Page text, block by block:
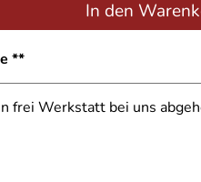
In den
**
frei Werkstatt bei uns